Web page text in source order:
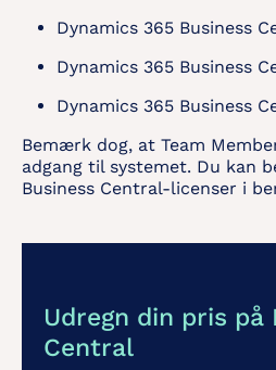
Dynamics 365 Business
Dynamics 365 Business
Dynamics 365 Business
Bemærk dog, at Team
adgang til systemet. Du kan
Business Central-licenser i
Udregn din pris på
Central